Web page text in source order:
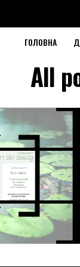
ГОЛОВНА
All